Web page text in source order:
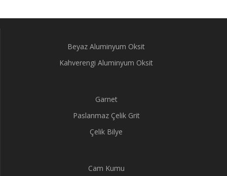
Beyaz Aluminyum Oksit
Kahverengi Aluminyum Oksit
Garnet
Paslanmaz Çelik Grit
Çelik Bilye
Cam Kumu